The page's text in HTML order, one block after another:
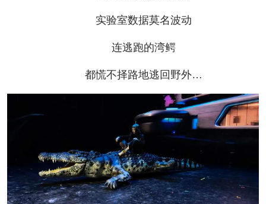
实验室数据莫名波动
连逃跑的湾鳄
都慌不择路地逃回野外…